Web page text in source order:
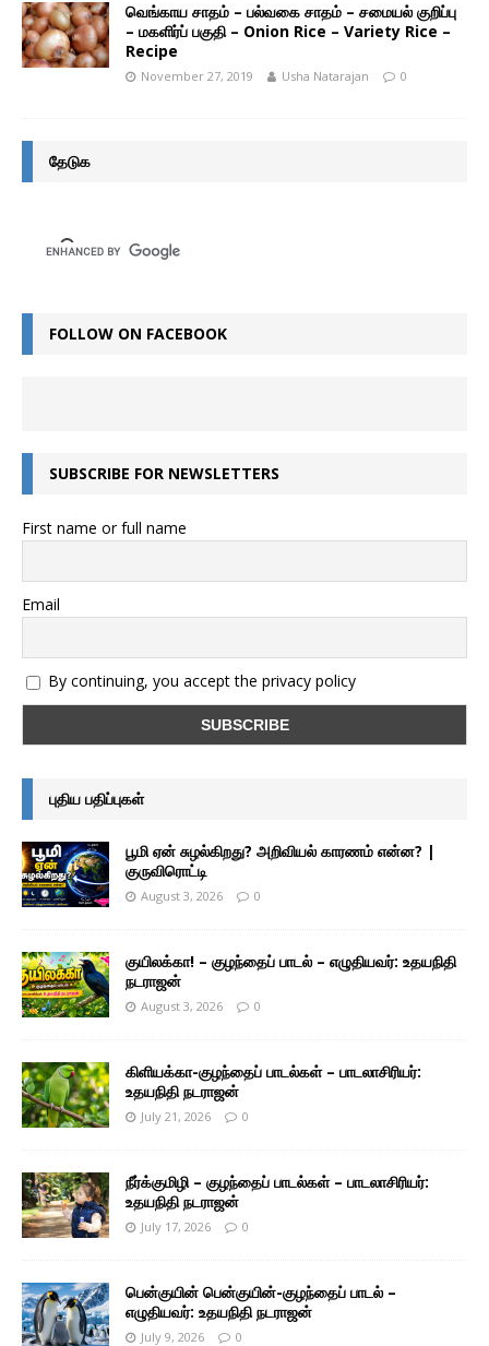
வெங்காய சாதம் – பல்வகை சாதம் – சமையல் குறிப்பு
– மகளிர்ப் பகுதி – Onion Rice – Variety Rice –
Recipe
November 27, 2019 Usha Natarajan 0
தேடுக
FOLLOW ON FACEBOOK
SUBSCRIBE FOR NEWSLETTERS
First name or full name
Email
By continuing, you accept the privacy policy
புதிய பதிப்புகள்
பூமி ஏன் சுழல்கிறது? அறிவியல் காரணம் என்ன? |
குருவிரொட்டி
August 3, 2026 0
குயிலக்கா! – குழந்தைப் பாடல் – எழுதியவர்: உதயநிதி
நடராஜன்
August 3, 2026 0
கிளியக்கா-குழந்தைப் பாடல்கள் – பாடலாசிரியர்:
உதயநிதி நடராஜன்
July 21, 2026 0
நீர்க்குமிழி – குழந்தைப் பாடல்கள் – பாடலாசிரியர்:
உதயநிதி நடராஜன்
July 17, 2026 0
பென்குயின் பென்குயின்-குழந்தைப் பாடல் –
எழுதியவர்: உதயநிதி நடராஜன்
July 9, 2026 0